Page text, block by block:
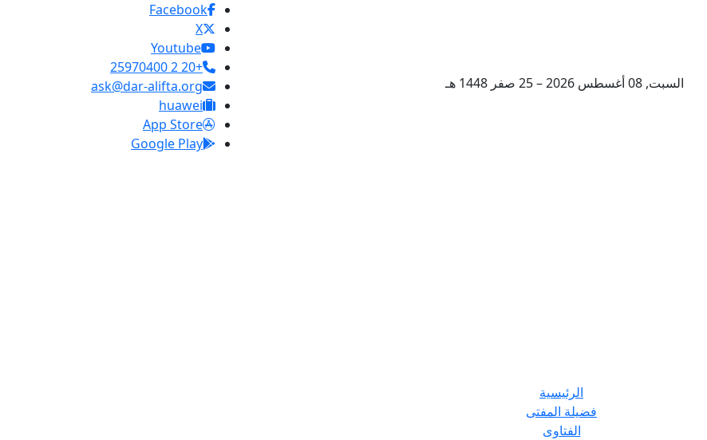
السبت, 08 أغسطس 2026 – 25 صفر 1448 هـ
Facebook
X
Youtube
+20 2 25970400
ask@dar-alifta.org
huawei
App Store
Google Play
الرئيسية
فضيلة المفتى
الفتاوى